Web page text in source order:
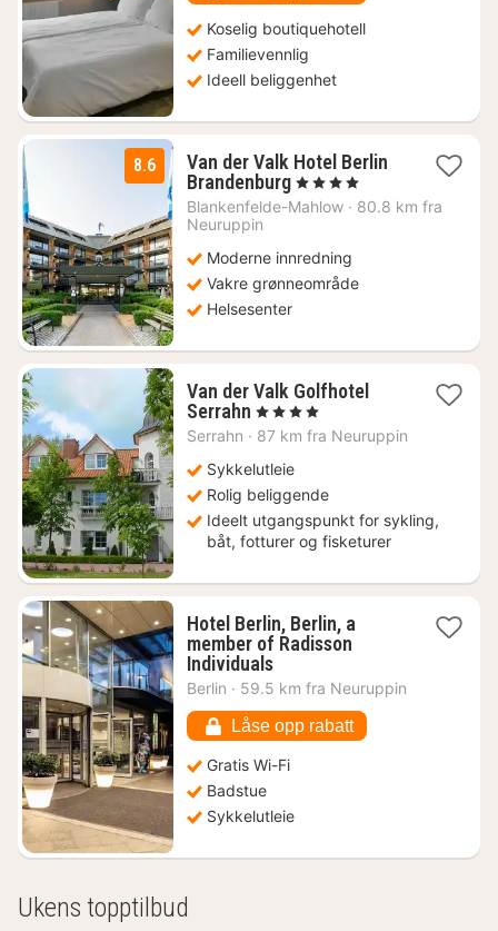
Koselig boutiquehotell
Familievennlig
Ideell beliggenhet
8.6
Van der Valk Hotel Berlin
Brandenburg1
natt
kr.
, 4 Stjerner
Blankenfelde-Mahlow · 80.8 km fra
Neuruppin
Moderne innredning
Vakre grønneområde
Helsesenter
Van der Valk Golfhotel
Serrahn 1
natt
1507
kr.
, 4 Stjerner
Serrahn · 87 km fra Neuruppin
Sykkelutleie
Rolig beliggende
Ideelt utgangspunkt for sykling,
båt, fotturer og fisketurer
Hotel Berlin, Berlin, a
member of Radisson
Individuals1
natt
713
kr.
Berlin · 59.5 km fra Neuruppin
Låse opp rabatt
Gratis Wi-Fi
Badstue
Sykkelutleie
Ukens topptilbud